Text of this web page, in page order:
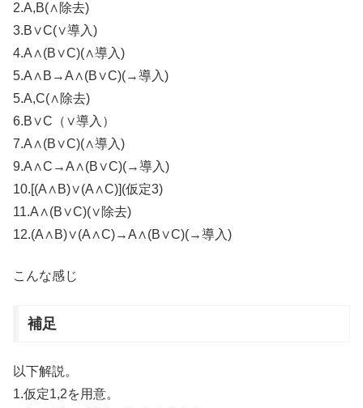
2.A,B(∧除去)
3.B∨C(∨導入)
4.A∧(B∨C)(∧導入)
5.A∧B→A∧(B∨C)(→導入)
5.A,C(∧除去)
6.B∨C（∨導入）
7.A∧(B∨C)(∧導入)
9.A∧C→A∧(B∨C)(→導入)
10.[(A∧B)∨(A∧C)](仮定3)
11.A∧(B∨C)(∨除去)
12.(A∧B)∨(A∧C)→A∧(B∨C)(→導入)
こんな感じ
補足
以下解説。
1.仮定1,2を用意。